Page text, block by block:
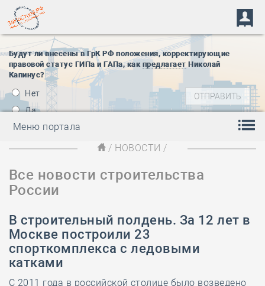
Будут ли внесены в ГрК РФ положения, корректирующие
правовой статус ГИПа и ГАПа, как предлагает Николай
Капинус?
Нет
Да
Меню портала
/ НОВОСТИ /
Все новости строительства
России
В строительный полдень. За 12 лет в
Москве построили 23
спорткомплекса с ледовыми
катками
С 2011 года в российской столице было возведено